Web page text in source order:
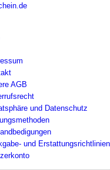
AGB
und Datenschutz
und Erstattungsrichtlinien